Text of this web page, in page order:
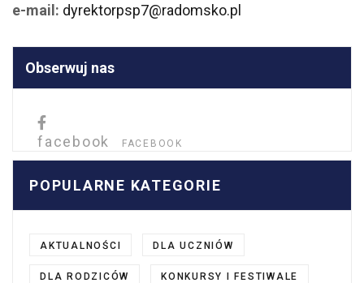
e-mail: dyrektorpsp7@radomsko.pl
Obserwuj nas
facebook FACEBOOK
POPULARNE KATEGORIE
AKTUALNOŚCI DLA UCZNIÓW
DLA RODZICÓW KONKURSY I FESTIWALE